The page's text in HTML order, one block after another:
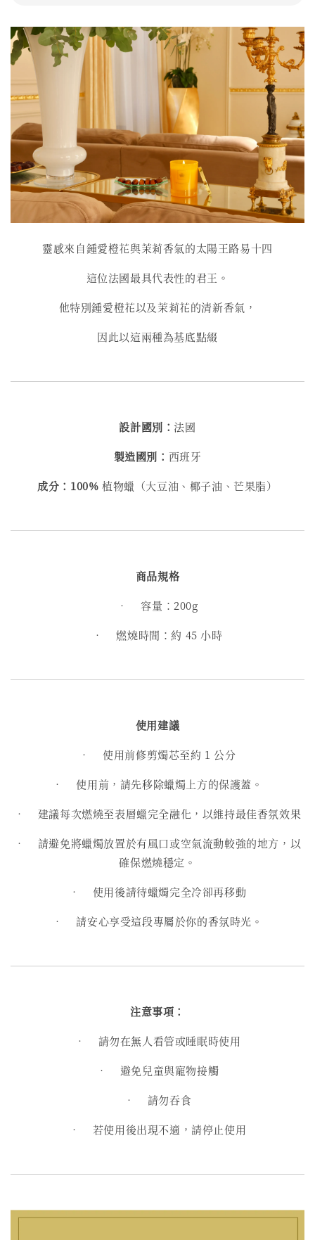
靈感來自鍾愛橙花與茉莉香氣的太陽王路易十四
這位法國最具代表性的君王。
他特別鍾愛橙花以及茉莉花的清新香氣，
因此以這兩種為基底點綴
設計國別： 法國
製造國別： 西班牙
成分：100%植物蠟（大豆油、椰子油、芒果脂）
商品規格
• 容量：200g
• 燃燒時間：約 45 小時
使用建議
•
使用前修剪燭芯至約 1 公分
•
使用前，請先移除蠟燭上方的保護蓋。
•
建議每次燃燒至表層蠟完全融化，以維持最佳香氛效果
•
請避免將蠟燭放置於有風口或空氣流動較強的地方，以
確保燃燒穩定。
•
使用後請待蠟燭完全冷卻再移動
•
請安心享受這段專屬於你的香氛時光。
注意事項：
•
請勿在無人看管或睡眠時使用
•
避免兒童與寵物接觸
•
請勿吞食
•
若使用後出現不適，請停止使用